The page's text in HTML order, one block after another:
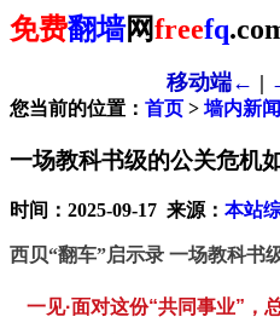
免费翻墙网freefq
移动端← |
您当前的位置： 首页 > 墙内新闻
一场教科书级的公关危机
时间：2025-09-17 来源： 本站
西贝“翻车”启示录 一场教科书
一见·面对这份“共同事业”，